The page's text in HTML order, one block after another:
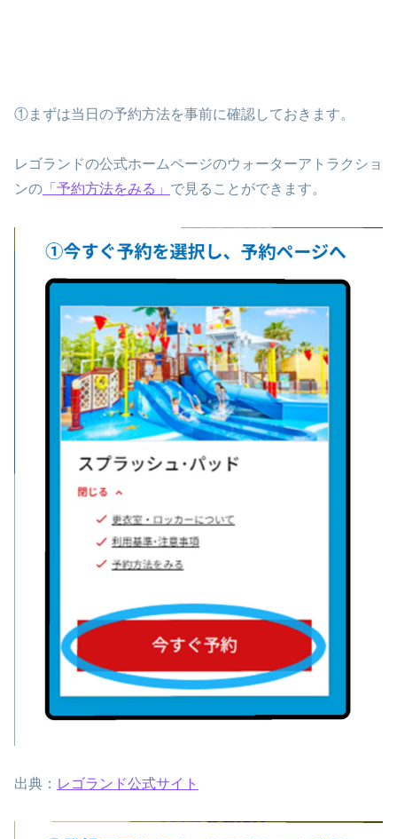
①まずは当日の予約方法を事前に確認しておきます。
レゴランドの公式ホームページのウォーターアトラクショ
ンの 「予約方法をみる」 で見ることができます。
出典： レゴランド公式サイト